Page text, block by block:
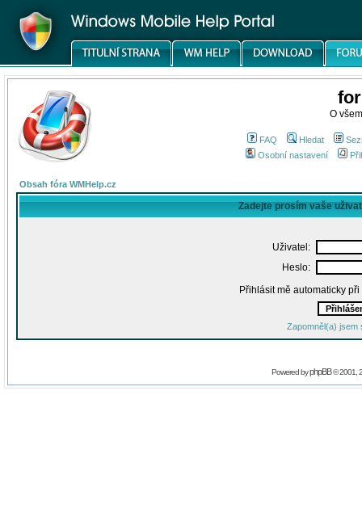
O
FAQ Hledat
Osobní nastavení
Obsah fóra WMHelp.cz
Zadejte prosím vaše
Uživatel:
Heslo:
Přihlásit mě automaticky
Zapomněl(a) jsem
Powered byphpBB© 2001,